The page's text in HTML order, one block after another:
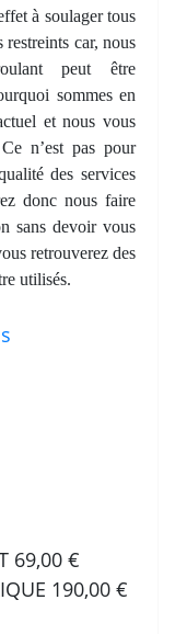
à soulager tous
restreints car, nous
peut être
sommes en
et nous vous
n’est pas pour
des services
donc nous faire
sans devoir vous
retrouverez des
utilisés.
69,00 €
190,00 €